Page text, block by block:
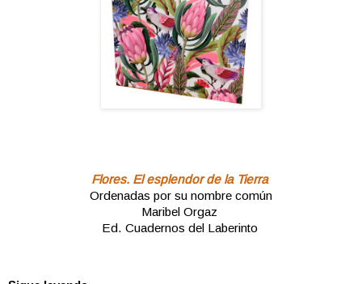
Flores. El esplendor de la Tierra
Ordenadas por su nombre común
Maribel Orgaz
Ed. Cuadernos del Laberinto